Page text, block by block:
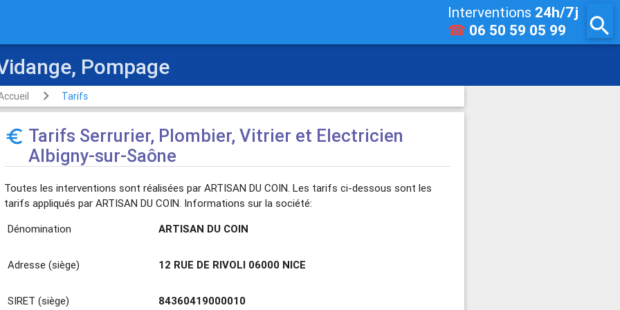
Interventions 24h/7j
☎ 06 50 59 05 99 search
Pompage
Tarifs
euro_symbol Tarifs Serrurier, Plombier, Vitrier et Electricien
Albigny-sur-Saône
Toutes les interventions sont réalisées par ARTISAN DU COIN. Les tarifs ci-dessous sont les
tarifs appliqués par ARTISAN DU COIN. Informations sur la société:
Dénomination
ARTISAN DU COIN
Adresse (siège) 12 RUE DE RIVOLI 06000 NICE
SIRET (siège) 84360419000010